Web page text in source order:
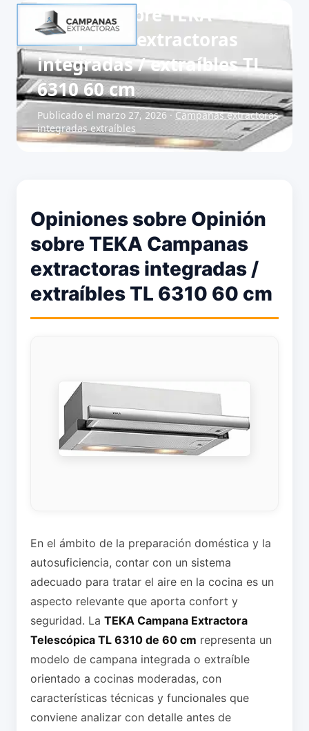
Opinión sobre TEKA
Campanas extractoras
integradas / extraíbles TL
6310 60 cm
Publicado el marzo 27, 2026 ·Campanas extractoras
integradas extraíbles
Opiniones sobre Opinión
sobre TEKA Campanas
extractoras integradas /
extraíbles TL 6310 60 cm
En el ámbito de la preparación doméstica y la
autosuficiencia, contar con un sistema
adecuado para tratar el aire en la cocina es un
aspecto relevante que aporta confort y
seguridad. La TEKA Campana Extractora
Telescópica TL 6310 de 60 cm representa un
modelo de campana integrada o extraíble
orientado a cocinas moderadas, con
características técnicas y funcionales que
conviene analizar con detalle antes de